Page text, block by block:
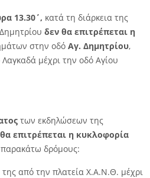
13.30΄, κατά τη διάρκεια της
δεν θα επιτρέπεται η
στην οδό Αγ. Δημητρίου,
μέχρι την οδό Αγίου
των εκδηλώσεων της
επιτρέπεται η κυκλοφορία
δρόμους:
από την πλατεία Χ.Α.Ν.Θ. μέχρι